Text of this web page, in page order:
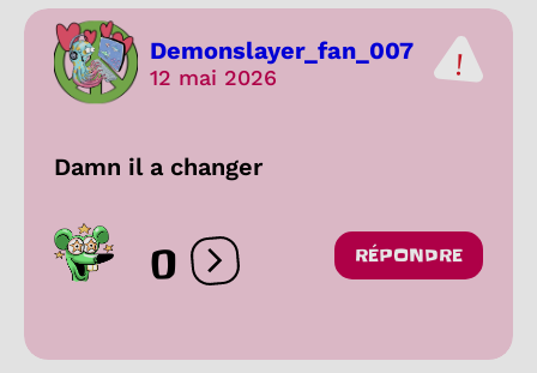
Demonslayer_fan_007
12 mai 2026
Damn il a changer
0 Ouvrir les réactions
RÉPONDRE